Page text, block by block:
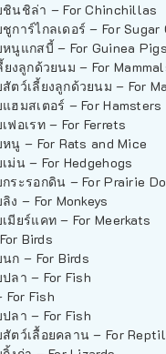
ชินชิล่า – For Chinchillas
การ์ไกลเดอร์ – For Sugar
นูแกสบี้ – For Guinea Pigs
งลูกด้วยนม – For
ตว์เลี้ยงลูกด้วยนม – For
ฮมสเตอร์ – For Hamsters
ฟอเรท – For Ferrets
นู – For Rats and Mice
ม่น – For Hedgehogs
ระรอกดิน – For Prairie
ง – For Monkeys
มียร์แคท – For Meerkats
Birds
ก – For Birds
ลา – For Fish
Fish
ลา – For Fish
ตว์เลื้อยคลาน – For